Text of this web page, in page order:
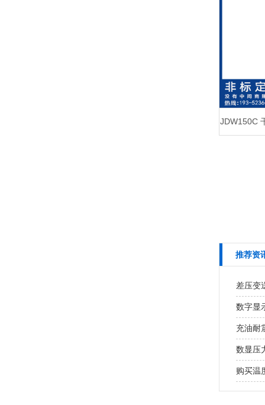
JDW150C
推荐资
差压变
数字显
充油耐
数显压
购买温